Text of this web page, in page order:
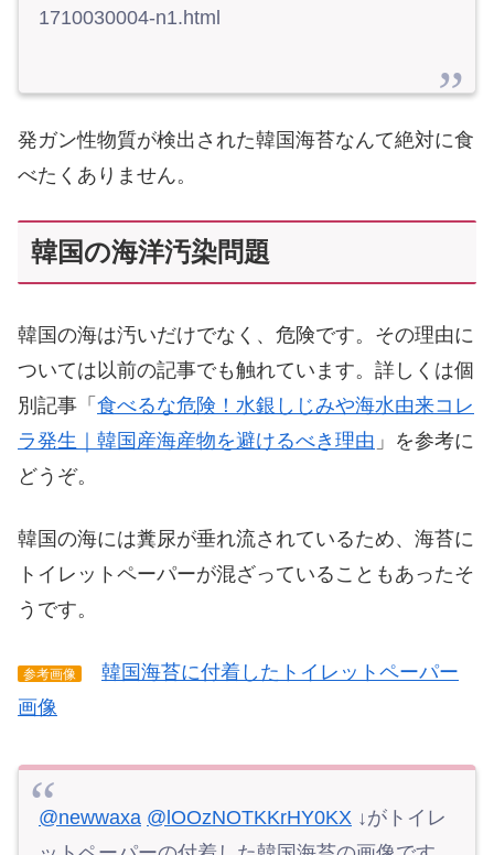
1710030004-n1.html
発ガン性物質が検出された韓国海苔なんて絶対に食
べたくありません。
韓国の海洋汚染問題
韓国の海は汚いだけでなく、危険です。その理由に
ついては以前の記事でも触れています。詳しくは個
別記事「 食べるな危険！水銀しじみや海水由来コレ
ラ発生｜韓国産海産物を避けるべき理由 」を参考に
どうぞ。
韓国の海には糞尿が垂れ流されているため、海苔に
トイレットペーパーが混ざっていることもあったそ
うです。
参考画像
韓国海苔に付着したトイレットペーパー
画像
@newwaxa @lOOzNOTKKrHY0KX ↓がトイレ